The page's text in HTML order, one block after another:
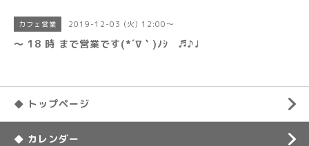
カフェ営業 2019-12-03 (火) 12:00～
〜 18 時 まで営業です(*´∇｀)ﾉｼ ♬♪♩
◆ トップページ
◆ カレンダー